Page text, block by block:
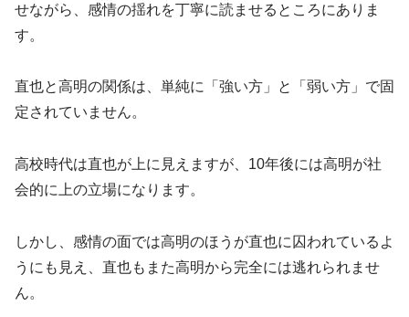
せながら、感情の揺れを丁寧に読ませるところにありま
す。
直也と高明の関係は、単純に「強い方」と「弱い方」で固
定されていません。
高校時代は直也が上に見えますが、10年後には高明が社
会的に上の立場になります。
しかし、感情の面では高明のほうが直也に囚われているよ
うにも見え、直也もまた高明から完全には逃れられませ
ん。